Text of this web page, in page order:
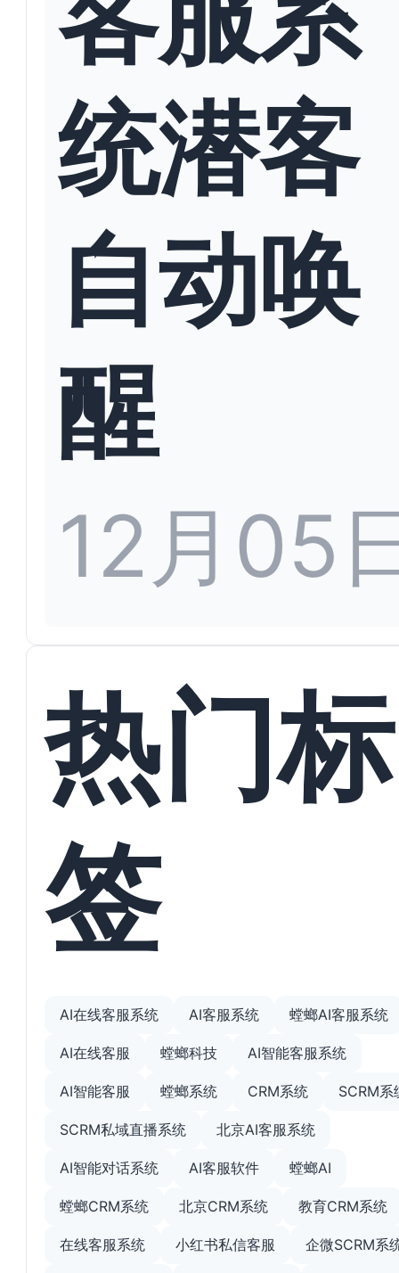
统潜客
自动唤
醒
12月05
热门标
签
AI在线客服系统 AI客服系统 螳螂AI客服系统
AI在线客服 螳螂科技 AI智能客服系统
AI智能客服 螳螂系统 CRM系统 SCRM系
SCRM私域直播系统 北京AI客服系统
AI智能对话系统 AI客服软件 螳螂AI
螳螂CRM系统 北京CRM系统 教育CRM系统
在线客服系统 小红书私信客服 企微SCRM系